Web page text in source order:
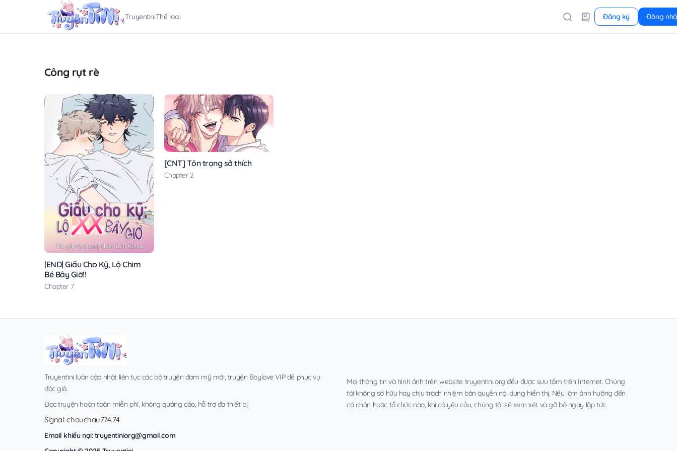
TruyentiniThể loại Đăng ký Đăng
Công rụt rè
|END| Giấu Cho Kỹ, Lộ Chim
Bé Bây Giờ!!
Chapter 7
[CNT] Tôn trọng sở thích
Chapter 2
Truyentini luôn cập nhật liên tục các bộ truyện đam mỹ mới, truyện Boylove VIP để phục vụ
độc giả.
Đọc truyện hoàn toàn miễn phí, không quảng cáo, hỗ trợ đa thiết bị.
Signal: chauchau774.74
Email khiếu nại:truyentiniorg@gmail.com
Mọi thông tin và hình ảnh trên website truyentini.org đều được sưu tầm trên Internet. Chúng
tôi không sở hữu hay chịu trách nhiệm bản quyền nội dung hiển thị. Nếu làm ảnh hưởng đến
cá nhân hoặc tổ chức nào, khi có yêu cầu, chúng tôi sẽ xem xét và gỡ bỏ ngay lập tức.